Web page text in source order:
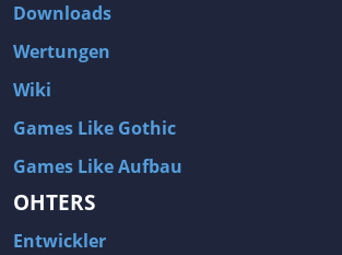
Downloads
Wertungen
Wiki
Games Like Gothic
Games Like Aufbau
OHTERS
Entwickler